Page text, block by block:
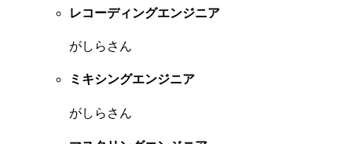
レコーディングエンジニア
がしらさん
ミキシングエンジニア
がしらさん